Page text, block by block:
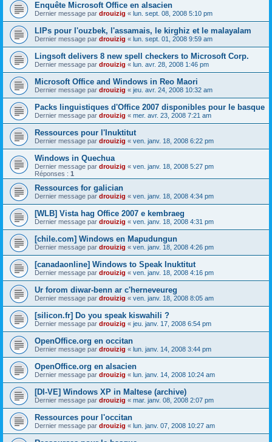
Enquête Microsoft Office en alsacien
Dernier message par drouizig « lun. sept. 08, 2008 5:10 pm
LIPs pour l'ouzbek, l'assamais, le kirghiz et le malayalam
Dernier message par drouizig « lun. sept. 01, 2008 9:59 am
Lingsoft delivers 8 new spell checkers to Microsoft Corp.
Dernier message par drouizig « lun. avr. 28, 2008 1:46 pm
Microsoft Office and Windows in Reo Maori
Dernier message par drouizig « jeu. avr. 24, 2008 10:32 am
Packs linguistiques d'Office 2007 disponibles pour le basque
Dernier message par drouizig « mer. avr. 23, 2008 7:21 am
Ressources pour l'Inuktitut
Dernier message par drouizig « ven. janv. 18, 2008 6:22 pm
Windows in Quechua
Dernier message par drouizig « ven. janv. 18, 2008 5:27 pm
Réponses : 1
Ressources for galician
Dernier message par drouizig « ven. janv. 18, 2008 4:34 pm
[WLB] Vista hag Office 2007 e kembraeg
Dernier message par drouizig « ven. janv. 18, 2008 4:31 pm
[chile.com] Windows en Mapudungun
Dernier message par drouizig « ven. janv. 18, 2008 4:26 pm
[canadaonline] Windows to Speak Inuktitut
Dernier message par drouizig « ven. janv. 18, 2008 4:16 pm
Ur forom diwar-benn ar c'herneveureg
Dernier message par drouizig « ven. janv. 18, 2008 8:05 am
[silicon.fr] Do you speak kiswahili ?
Dernier message par drouizig « jeu. janv. 17, 2008 6:54 pm
OpenOffice.org en occitan
Dernier message par drouizig « lun. janv. 14, 2008 3:44 pm
OpenOffice.org en alsacien
Dernier message par drouizig « lun. janv. 14, 2008 10:24 am
[DI-VE] Windows XP in Maltese (archive)
Dernier message par drouizig « mar. janv. 08, 2008 2:07 pm
Ressources pour l'occitan
Dernier message par drouizig « lun. janv. 07, 2008 10:27 am